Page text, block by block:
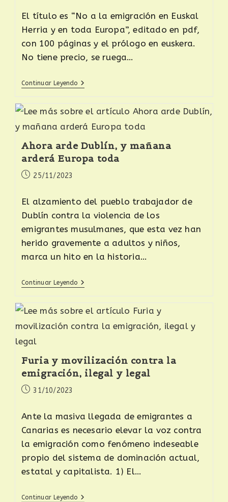
El título es “No a la emigración en Euskal
Herria y en toda Europa”, editado en pdf,
con 100 páginas y el prólogo en euskera.
No tiene precio, se ruega…
Continuar Leyendo
Ahora arde Dublín, y mañana
arderá Europa toda
25/11/2023
El alzamiento del pueblo trabajador de
Dublín contra la violencia de los
emigrantes musulmanes, que esta vez han
herido gravemente a adultos y niños,
marca un hito en la historia…
Continuar Leyendo
Furia y movilización contra la
emigración, ilegal y legal
31/10/2023
Ante la masiva llegada de emigrantes a
Canarias es necesario elevar la voz contra
la emigración como fenómeno indeseable
propio del sistema de dominación actual,
estatal y capitalista. 1) El…
Continuar Leyendo